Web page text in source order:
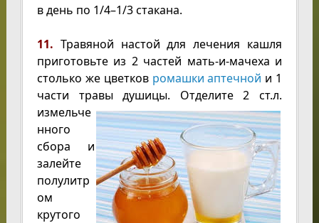
в день по 1/4–1/3 стакана.
11. Травяной настой для лечения кашля
приготовьте из 2 частей мать-и-мачеха и
столько же цветков ромашки аптечной и 1
части травы душицы. Отделите 2 ст.л.
измельче
нного
сбора и
залейте
полулитр
ом
крутого